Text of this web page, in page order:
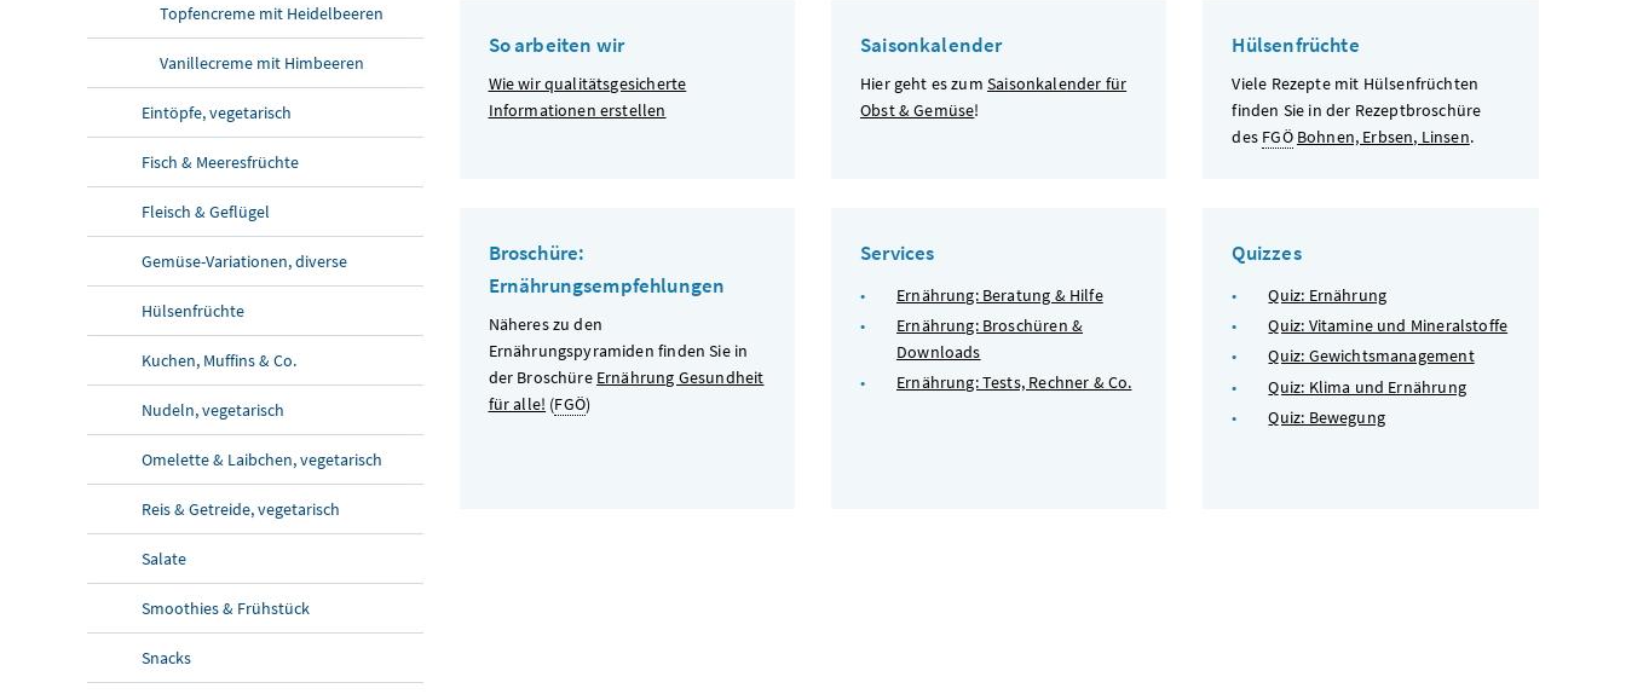
Topfencreme mit Heidelbeeren
Vanillecreme mit Himbeeren
Eintöpfe, vegetarisch
Fisch & Meeresfrüchte
Fleisch & Geflügel
Gemüse-Variationen, diverse
Hülsenfrüchte
Kuchen, Muffins & Co.
Nudeln, vegetarisch
Omelette & Laibchen, vegetarisch
Reis & Getreide, vegetarisch
Salate
Smoothies & Frühstück
Snacks
So arbeiten wir
Wie wir qualitätsgesicherte
Informationen erstellen
Saisonkalender
Hier geht es zum Saisonkalender für
Obst & Gemüse!
Hülsenfrüchte
Viele Rezepte mit Hülsenfrüchten
finden Sie in der Rezeptbroschüre
des FGÖ Bohnen, Erbsen, Linsen.
Broschüre:
Ernährungsempfehlungen
Näheres zu den
Ernährungspyramiden finden Sie in
der Broschüre Ernährung Gesundheit
für alle! (FGÖ)
Services
Ernährung: Beratung & Hilfe
Ernährung: Broschüren &
Downloads
Ernährung: Tests, Rechner & Co.
Quizzes
Quiz: Ernährung
Quiz: Vitamine und Mineralstoffe
Quiz: Gewichtsmanagement
Quiz: Klima und Ernährung
Quiz: Bewegung